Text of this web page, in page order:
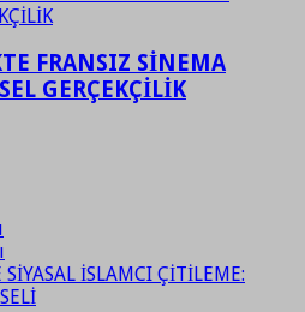
FRANSIZ SİNEMA
GERÇEKÇİLİK